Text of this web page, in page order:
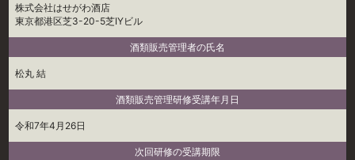
株式会社はせがわ酒店
東京都港区芝3-20-5芝IYビル
酒類販売管理者の氏名
松丸 結
酒類販売管理研修受講年月日
令和7年4月26日
次回研修の受講期限